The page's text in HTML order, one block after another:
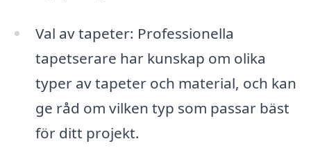
Val av tapeter: Professionella
tapetserare har kunskap om olika
typer av tapeter och material, och kan
ge råd om vilken typ som passar bäst
för ditt projekt.